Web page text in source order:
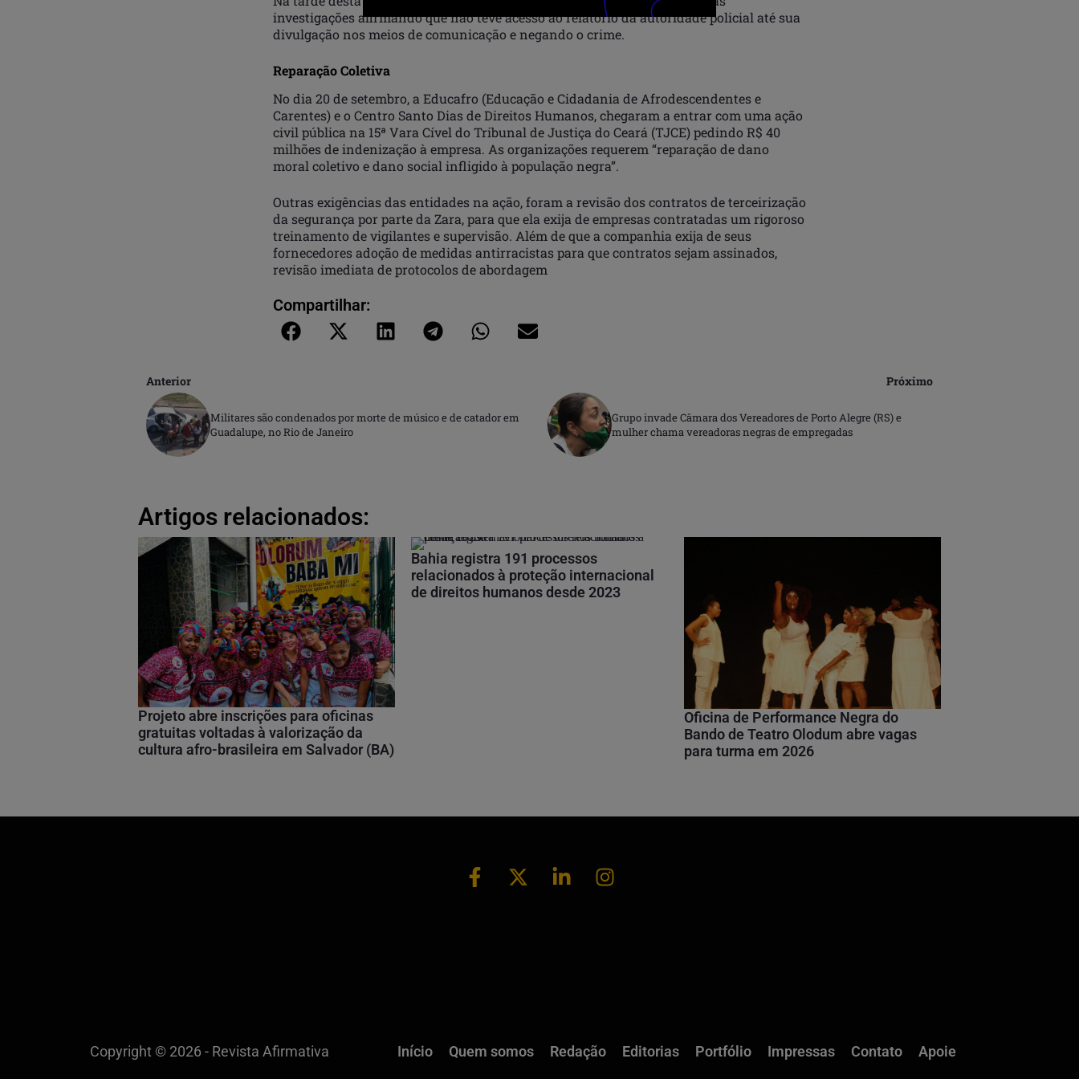
investigações afirmando que não teve acesso ao relatório da autoridade policial até sua
divulgação nos meios de comunicação e negando o crime.
Reparação Coletiva
No dia 20 de setembro, a Educafro (Educação e Cidadania de Afrodescendentes e
Carentes) e o Centro Santo Dias de Direitos Humanos, chegaram a entrar com uma ação
civil pública na 15ª Vara Cível do Tribunal de Justiça do Ceará (TJCE) pedindo R$ 40
milhões de indenização à empresa. As organizações requerem “reparação de dano
moral coletivo e dano social infligido à população negra”.
Outras exigências das entidades na ação, foram a revisão dos contratos de terceirização
da segurança por parte da Zara, para que ela exija de empresas contratadas um rigoroso
treinamento de vigilantes e supervisão. Além de que a companhia exija de seus
fornecedores adoção de medidas antirracistas para que contratos sejam assinados,
revisão imediata de protocolos de abordagem
Compartilhar:
Anterior
Militares são condenados por morte de músico e de catador em
Guadalupe, no Rio de Janeiro
Próximo
Grupo invade Câmara dos Vereadores de Porto Alegre (RS) e
mulher chama vereadoras negras de empregadas
Artigos relacionados:
Projeto abre inscrições para oficinas
gratuitas voltadas à valorização da
cultura afro-brasileira em Salvador (BA)
Bahia registra 191 processos
relacionados à proteção internacional
de direitos humanos desde 2023
Oficina de Performance Negra do
Bando de Teatro Olodum abre vagas
para turma em 2026
Copyright © 2026 - Revista Afirmativa Início Quem somos Redação Editorias Portfólio Impressas Contato Apoie